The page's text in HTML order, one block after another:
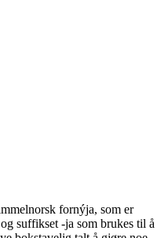
fornýja, som er
suffikset -ja som brukes til å